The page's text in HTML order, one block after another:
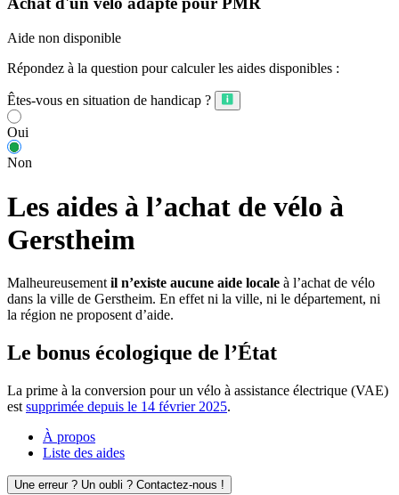
Aide non disponible
Répondez à la question pour calculer les aides disponibles :
Êtes-vous en situation de handicap ?
Oui
Non
Les aides à l’achat de vélo à
Gerstheim
Malheureusement il n’existe aucune aide locale à l’achat de vélo
dans la ville de Gerstheim. En effet ni la ville, ni le département, ni
la région ne proposent d’aide.
Le bonus écologique de l’État
La prime à la conversion pour un vélo à assistance électrique (VAE)
est supprimée depuis le 14 février 2025.
À propos
Liste des aides
Une erreur ? Un oubli ? Contactez-nous !